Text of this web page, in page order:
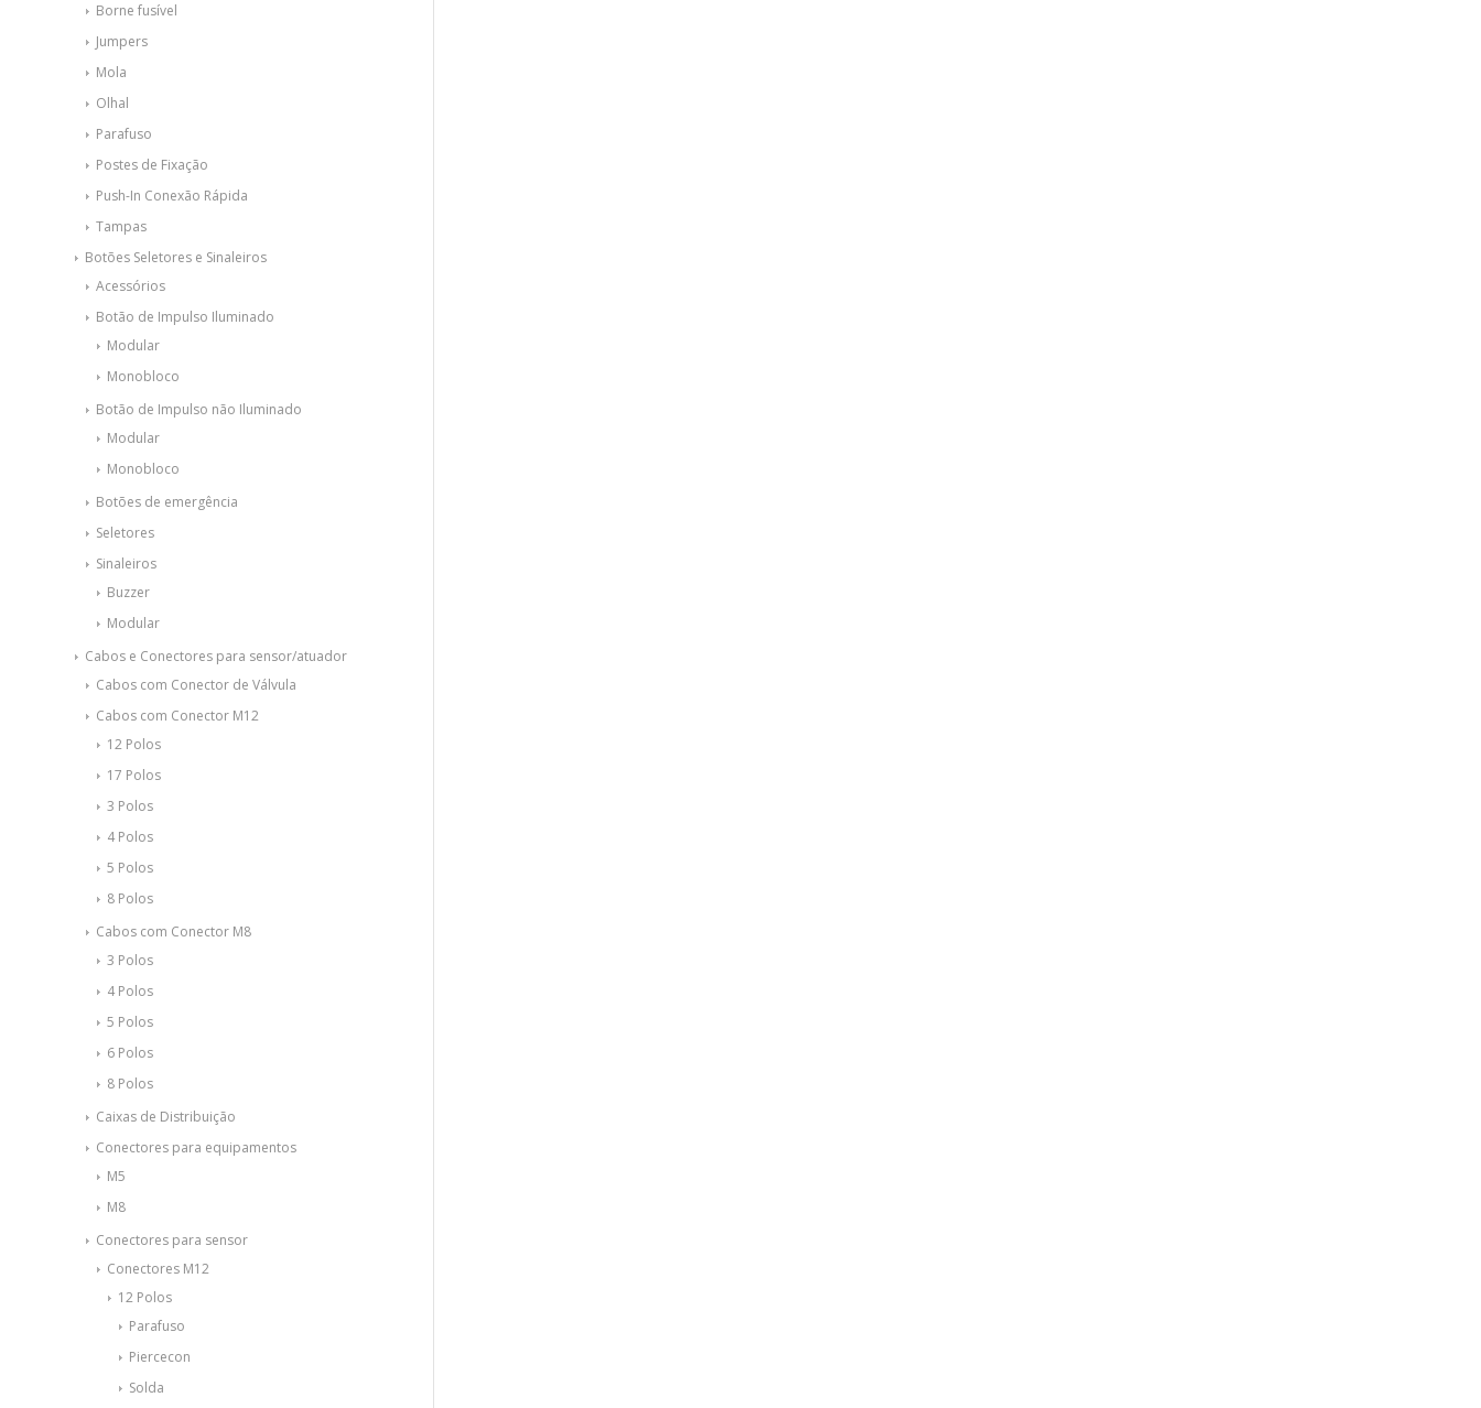
Borne fusível
Jumpers
Mola
Olhal
Parafuso
Postes de Fixação
Push-In Conexão Rápida
Tampas
Botões Seletores e Sinaleiros
Acessórios
Botão de Impulso Iluminado
Modular
Monobloco
Botão de Impulso não Iluminado
Modular
Monobloco
Botões de emergência
Seletores
Sinaleiros
Buzzer
Modular
Cabos e Conectores para sensor/atuador
Cabos com Conector de Válvula
Cabos com Conector M12
12 Polos
17 Polos
3 Polos
4 Polos
5 Polos
8 Polos
Cabos com Conector M8
3 Polos
4 Polos
5 Polos
6 Polos
8 Polos
Caixas de Distribuição
Conectores para equipamentos
M5
M8
Conectores para sensor
Conectores M12
12 Polos
Parafuso
Piercecon
Solda